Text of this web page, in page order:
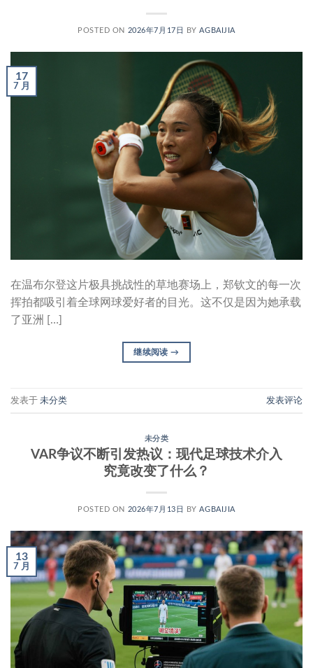
POSTED ON 2026年7月17日 BYAGBAIJIA
17
7 月
在温布尔登这片极具挑战性的草地赛场上，郑钦文的每一次
挥拍都吸引着全球网球爱好者的目光。这不仅是因为她承载
了亚洲 […]
继续阅读→
发表于 未分类 发表评论
未分类
VAR争议不断引发热议：现代足球技术介入
究竟改变了什么？
POSTED ON 2026年7月13日 BYAGBAIJIA
13
7 月